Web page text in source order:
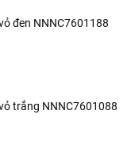
đen NNNC7601188
trắng NNNC7601088